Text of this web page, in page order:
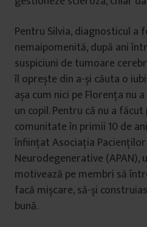
Pentru Silvia, diagnosticul a
nemaipomenită, după ani
suspiciuni de tumoare
îl oprește din a-și căuta o
așa cum nici pe Florența nu
un copil. Pentru că nu a
comunitate în primii 10 de
înființat Asociația
Neurodegenerative (APAN),
motivează pe membri să
facă mișcare, să-și
bună.